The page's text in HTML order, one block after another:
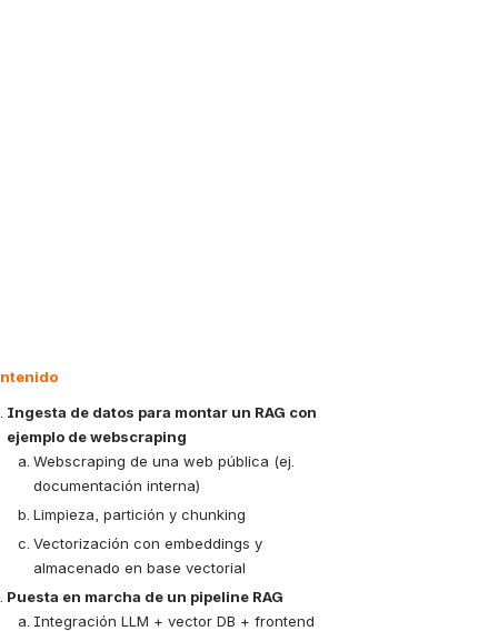
Ingesta de datos para montar un RAG con
ejemplo de webscraping
Webscraping de una web pública (ej.
documentación interna)
Limpieza, partición y chunking
Vectorización con embeddings y
almacenado en base vectorial
Puesta en marcha de un pipeline RAG
Integración LLM + vector DB + frontend